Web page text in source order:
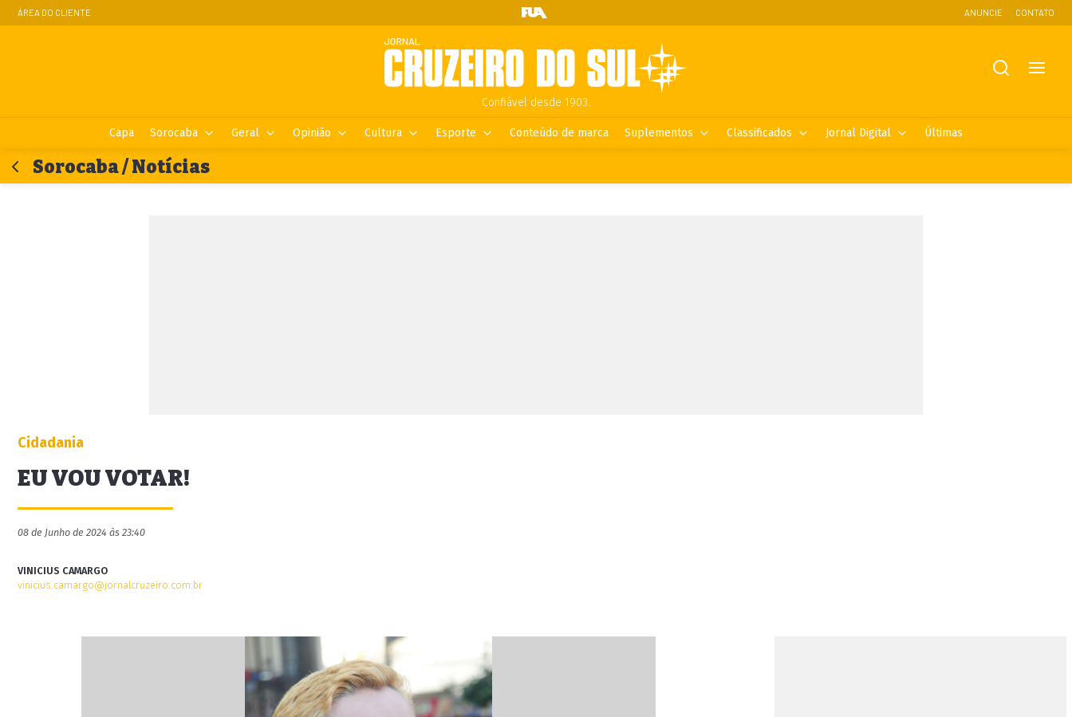
ÁREA DO CLIENTE ANUNCIE CONTATO
Confiável desde 1903.
Capa Sorocaba Geral Opinião Cultura Esporte Conteúdo de marca Suplementos Classificados Jornal Digital Últimas
Sorocaba / Notícias
Cidadania
EU VOU VOTAR!
08 de Junho de 2024 às 23:40
VINICIUS CAMARGO
vinicius.camargo@jornalcruzeiro.com.br